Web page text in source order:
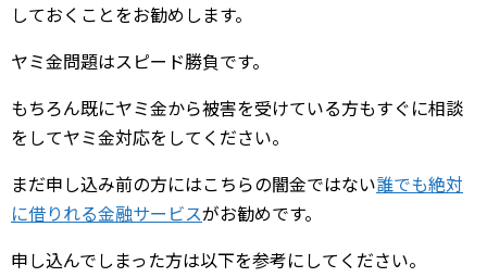
しておくことをお勧めします。
ヤミ金問題はスピード勝負です。
もちろん既にヤミ金から被害を受けている方もすぐに相談
をしてヤミ金対応をしてください。
まだ申し込み前の方にはこちらの闇金ではない誰でも絶対
に借りれる金融サービスがお勧めです。
申し込んでしまった方は以下を参考にしてください。